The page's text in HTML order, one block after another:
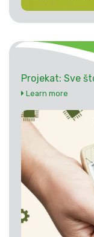
Projekat: Sve
Learn more